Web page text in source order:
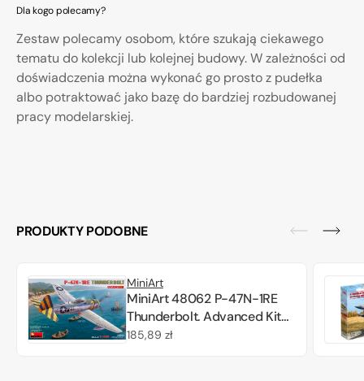
Dla kogo polecamy?
Zestaw polecamy osobom, które szukają ciekawego
tematu do kolekcji lub kolejnej budowy. W zależności od
doświadczenia można wykonać go prosto z pudełka
albo potraktować jako bazę do bardziej rozbudowanej
pracy modelarskiej.
PRODUKTY PODOBNE
MiniArt
MiniArt 48062 P-47N-1RE
Thunderbolt. Advanced Kit
1/48
Cena
185,89 zł